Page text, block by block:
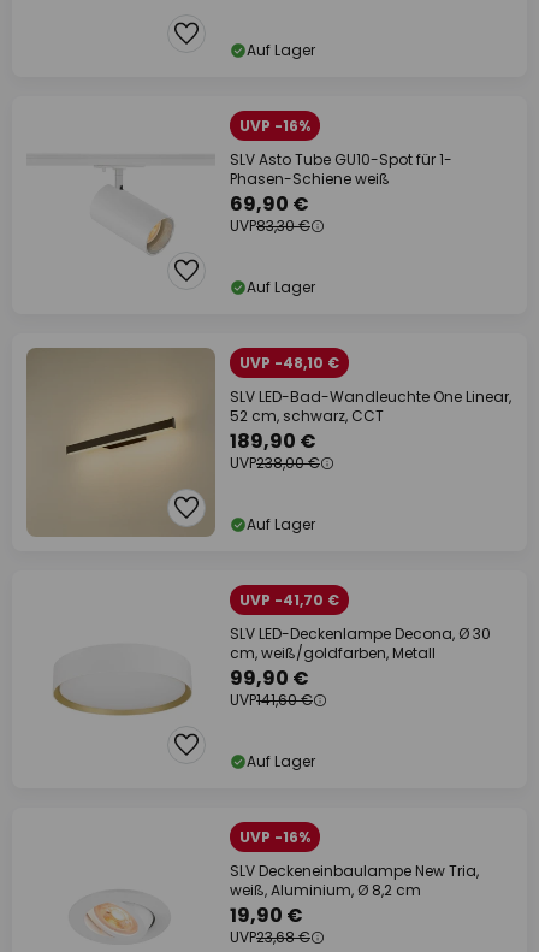
Auf Lager
UVP -16%
SLV Asto Tube GU10-Spot für 1-
Phasen-Schiene weiß
69,90 €
UVP83,30 €
Auf Lager
UVP -48,10 €
SLV LED-Bad-Wandleuchte One Linear,
52 cm, schwarz, CCT
189,90 €
UVP238,00 €
Auf Lager
UVP -41,70 €
SLV LED-Deckenlampe Decona, Ø 30
cm, weiß/goldfarben, Metall
99,90 €
UVP141,60 €
Auf Lager
UVP -16%
SLV Deckeneinbaulampe New Tria,
weiß, Aluminium, Ø 8,2 cm
19,90 €
UVP23,68 €